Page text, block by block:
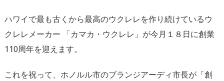
ハワイで最も古くから最高のウクレレを作り続けているウ
クレレメーカー 「カマカ・ウクレレ」が今月１８日に創業
110周年を迎えます。
これを祝って、ホノルル市のブランジアーディ市長が「創